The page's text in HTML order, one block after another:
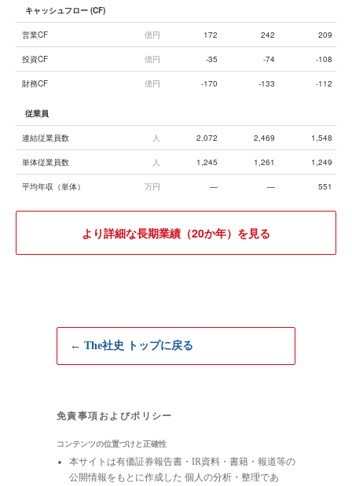
キャッシュフロー (CF)
営業CF 億円 172 242 209
投資CF 億円 -35 -74 -108
財務CF 億円 -170 -133 -112
従業員
連結従業員数 人 2,072 2,469 1,548
単体従業員数 人 1,245 1,261 1,249
平均年収（単体） 万円 — — 551
より詳細な長期業績（20か年）を見る
← The社史 トップに戻る
免責事項およびポリシー
コンテンツの位置づけと正確性
本サイトは有価証券報告書・IR資料・書籍・報道等の
公開情報をもとに作成した 個人の分析・整理であ